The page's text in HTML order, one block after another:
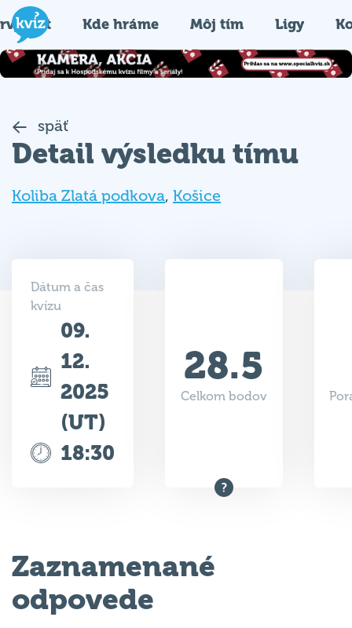
Kde hráme Môj tím Ligy
späť
Detail výsledku tímu
Koliba Zlatá podkova, Košice
Dátum a čas
kvízu
09.
12.
2025
(UT)
18:30
28.5
Celkom bodov
Zaznamenané
odpovede